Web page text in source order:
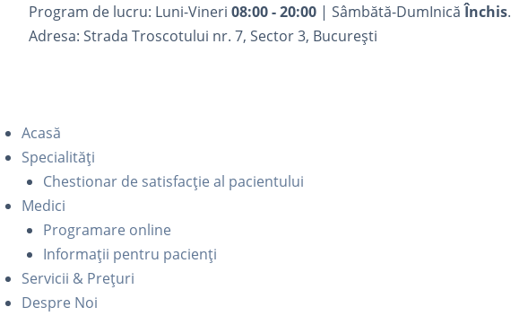
Program de lucru: Luni-Vineri 08:00 - 20:00 | Sâmbătă-DumInicăÎnchis.
Adresa: Strada Troscotului nr. 7, Sector 3, București
Acasă
Specialități
Chestionar de satisfacție al pacientului
Medici
Programare online
Informații pentru pacienți
Servicii & Prețuri
Despre Noi